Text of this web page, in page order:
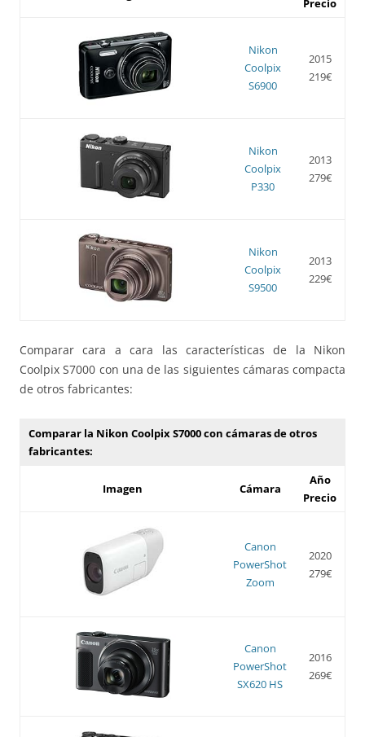
Precio
Nikon
Coolpix
S6900
2015
219€
Nikon
Coolpix
P330
2013
279€
Nikon
Coolpix
S9500
2013
229€
Comparar cara a cara las características de la Nikon
Coolpix S7000 con una de las siguientes cámaras compacta
de otros fabricantes:
Comparar la Nikon Coolpix S7000 con cámaras de otros
fabricantes:
Imagen Cámara
Año
Precio
Canon
PowerShot
Zoom
2020
279€
Canon
PowerShot
SX620 HS
2016
269€